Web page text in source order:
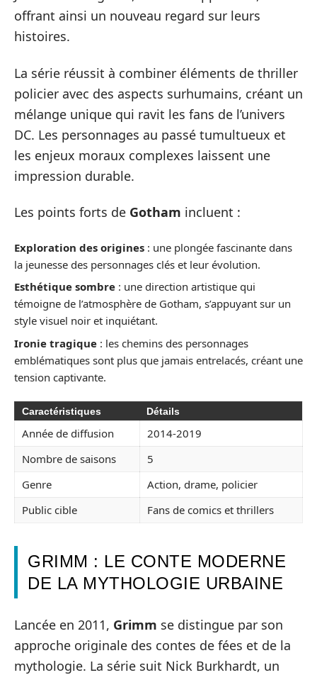
offrant ainsi un nouveau regard sur leurs
histoires.
La série réussit à combiner éléments de thriller
policier avec des aspects surhumains, créant un
mélange unique qui ravit les fans de l’univers
DC. Les personnages au passé tumultueux et
les enjeux moraux complexes laissent une
impression durable.
Les points forts de Gotham incluent :
Exploration des origines : une plongée fascinante dans
la jeunesse des personnages clés et leur évolution.
Esthétique sombre : une direction artistique qui
témoigne de l’atmosphère de Gotham, s’appuyant sur un
style visuel noir et inquiétant.
Ironie tragique : les chemins des personnages
emblématiques sont plus que jamais entrelacés, créant une
tension captivante.
Caractéristiques Détails
Année de diffusion
2014-2019
Nombre de saisons
5
Genre
Action, drame, policier
Public cible
Fans de comics et thrillers
GRIMM : LE CONTE MODERNE
DE LA MYTHOLOGIE URBAINE
Lancée en 2011, Grimm se distingue par son
approche originale des contes de fées et de la
mythologie. La série suit Nick Burkhardt, un